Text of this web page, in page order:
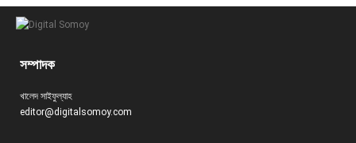
সম্পাদক
খালেদ সাইফুল্যাহ
editor@digitalsomoy.com